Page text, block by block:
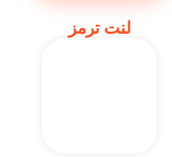
لنت ترمز